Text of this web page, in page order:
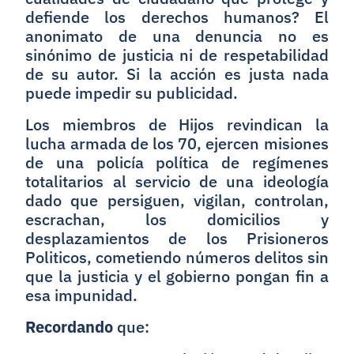
defiende los derechos humanos? El
anonimato de una denuncia no es
sinónimo de justicia ni de respetabilidad
de su autor. Si la acción es justa nada
puede impedir su publicidad.
Los miembros de Hijos revindican la
lucha armada de los 70, ejercen misiones
de una policía política de regímenes
totalitarios al servicio de una ideología
dado que persiguen, vigilan, controlan,
escrachan, los domicilios y
desplazamientos de los Prisioneros
Politicos, cometiendo números delitos sin
que la justicia y el gobierno pongan fin a
esa impunidad.
Recordando que: